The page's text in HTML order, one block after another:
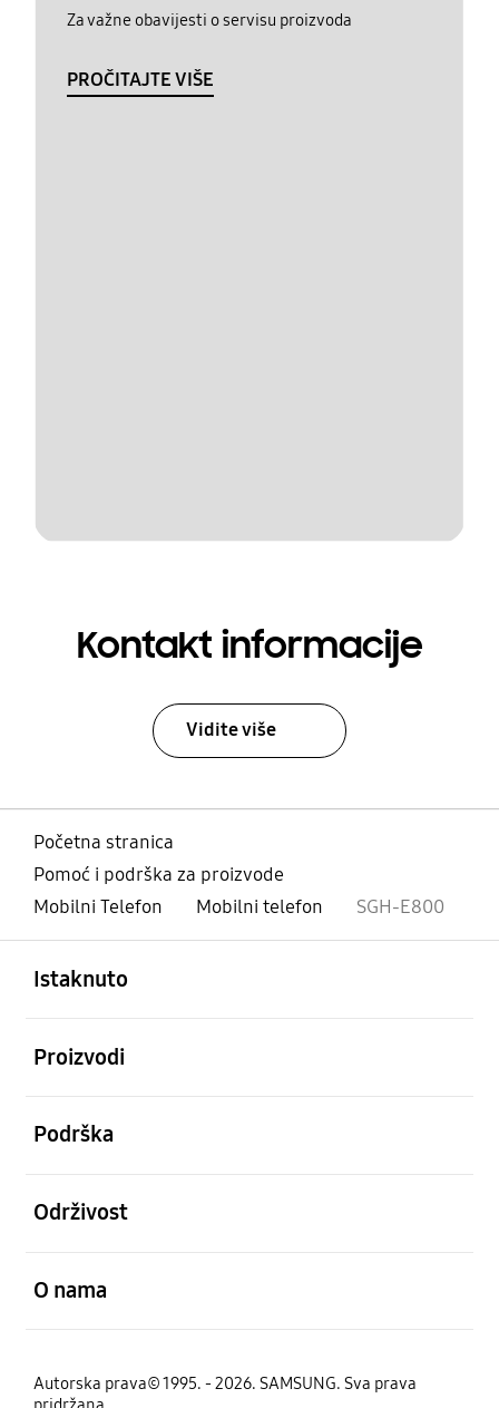
Za važne obavijesti o servisu proizvoda
PROČITAJTE VIŠE
Kontakt informacije
Vidite više
Početna stranica
Pomoć i podrška za proizvode
Mobilni Telefon
Mobilni telefon SGH-E800
Istaknuto
Proizvodi
Podrška
Održivost
O nama
Autorska prava© 1995. - 2026. SAMSUNG. Sva prava